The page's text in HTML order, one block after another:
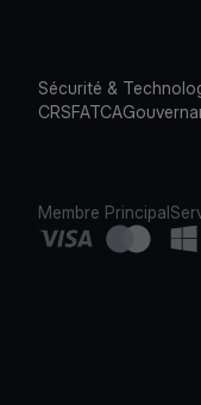
Sécurité &
CRSFATCA
Membre Principal